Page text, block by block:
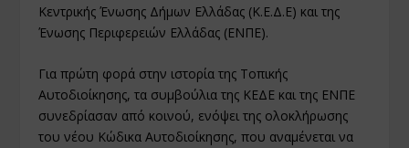
Κεντρικής Ένωσης Δήμων Ελλάδας (Κ.Ε.Δ.Ε) και της
Ένωσης Περιφερειών Ελλάδας (ΕΝΠΕ).
Για πρώτη φορά στην ιστορία της Τοπικής
Αυτοδιοίκησης, τα συμβούλια της ΚΕΔΕ και της ΕΝΠΕ
συνεδρίασαν από κοινού, ενόψει της ολοκλήρωσης
του νέου Κώδικα Αυτοδιοίκησης, που αναμένεται να